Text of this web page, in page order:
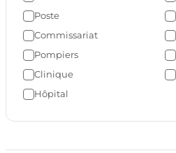
Poste
Commissariat
Pompiers
Clinique
Hôpital